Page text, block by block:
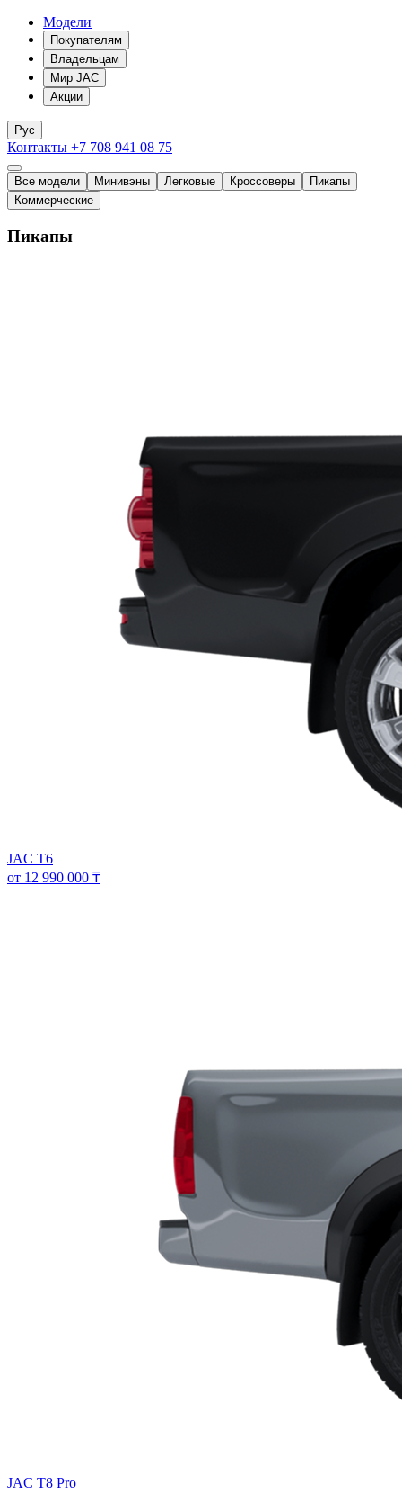
Модели
Покупателям
Владельцам
Мир JAC
Акции
Рус
Контакты +7 708 941 08 75
Все модели Минивэны Легковые Кроссоверы
Пикапы
Коммерческие
Пикапы
JAC T6
от 12 990 000 ₸
JAC T8 Pro